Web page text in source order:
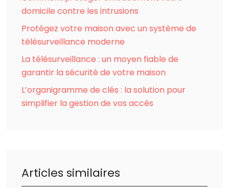
domicile contre les intrusions
Protégez votre maison avec un système de
télésurveillance moderne
La télésurveillance : un moyen fiable de
garantir la sécurité de votre maison
L’organigramme de clés : la solution pour
simplifier la gestion de vos accès
Articles similaires